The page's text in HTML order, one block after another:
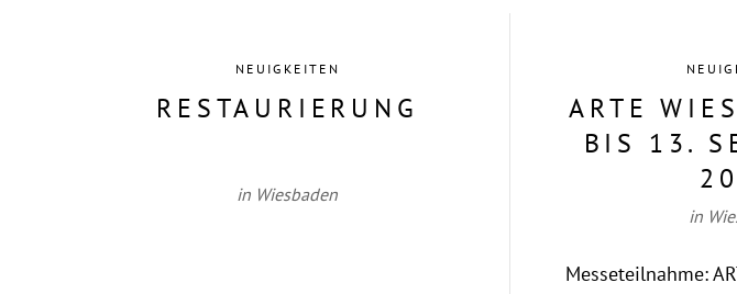
NEUIGKEITEN
RESTAURIERUNG
in Wiesbaden
ARTE
BIS 13.
in
Messeteilnahme: